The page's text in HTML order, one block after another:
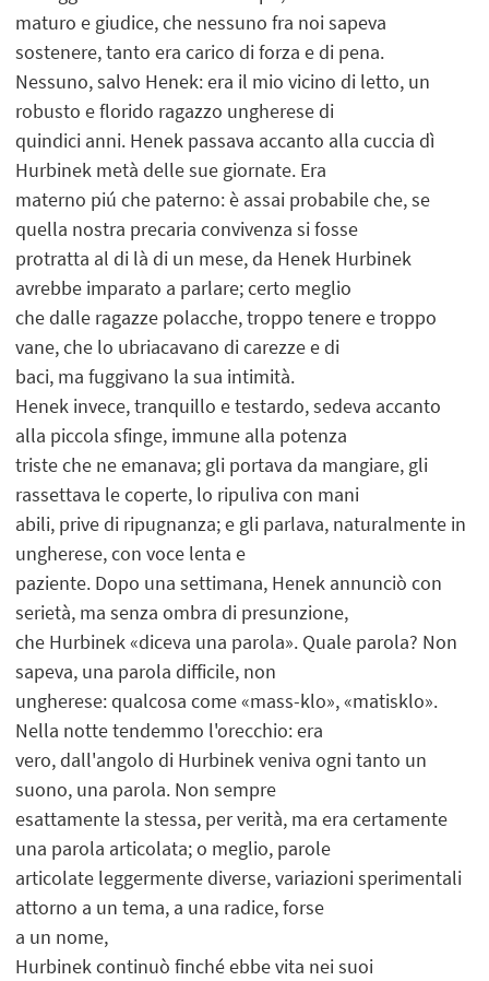
maturo e giudice, che nessuno fra noi sapeva
sostenere, tanto era carico di forza e di pena.
Nessuno, salvo Henek: era il mio vicino di letto, un
robusto e florido ragazzo ungherese di
quindici anni. Henek passava accanto alla cuccia dì
Hurbinek metà delle sue giornate. Era
materno piú che paterno: è assai probabile che, se
quella nostra precaria convivenza si fosse
protratta al di là di un mese, da Henek Hurbinek
avrebbe imparato a parlare; certo meglio
che dalle ragazze polacche, troppo tenere e troppo
vane, che lo ubriacavano di carezze e di
baci, ma fuggivano la sua intimità.
Henek invece, tranquillo e testardo, sedeva accanto
alla piccola sfinge, immune alla potenza
triste che ne emanava; gli portava da mangiare, gli
rassettava le coperte, lo ripuliva con mani
abili, prive di ripugnanza; e gli parlava, naturalmente in
ungherese, con voce lenta e
paziente. Dopo una settimana, Henek annunciò con
serietà, ma senza ombra di presunzione,
che Hurbinek «diceva una parola». Quale parola? Non
sapeva, una parola difficile, non
ungherese: qualcosa come «mass-klo», «matisklo».
Nella notte tendemmo l'orecchio: era
vero, dall'angolo di Hurbinek veniva ogni tanto un
suono, una parola. Non sempre
esattamente la stessa, per verità, ma era certamente
una parola articolata; o meglio, parole
articolate leggermente diverse, variazioni sperimentali
attorno a un tema, a una radice, forse
a un nome,
Hurbinek continuò finché ebbe vita nei suoi